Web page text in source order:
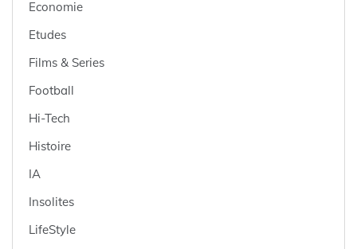
Economie
Etudes
Films & Series
Football
Hi-Tech
Histoire
IA
Insolites
LifeStyle